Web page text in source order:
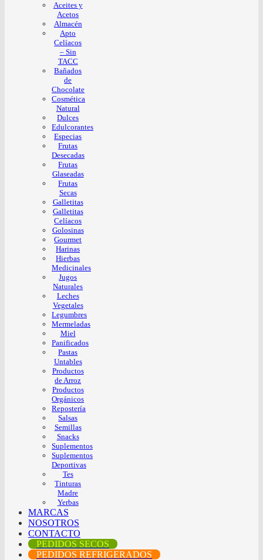
Aceites y
Acetos
Almacén
Apto
Celíacos
– Sin
TACC
Bañados
de
Chocolate
Cosmética
Natural
Dulces
Edulcorantes
Especias
Frutas
Desecadas
Frutas
Glaseadas
Frutas
Secas
Galletitas
Galletitas
Celíacos
Golosinas
Gourmet
Harinas
Hierbas
Medicinales
Jugos
Naturales
Leches
Vegetales
Legumbres
Mermeladas
Miel
Panificados
Pastas
Untables
Productos
de Arroz
Productos
Orgánicos
Repostería
Salsas
Semillas
Snacks
Suplementos
Suplementos
Deportivas
Tes
Tinturas
Madre
Yerbas
MARCAS
NOSOTROS
CONTACTO
PEDIDOS SECOS
PEDIDOS REFRIGERADOS